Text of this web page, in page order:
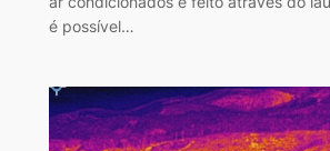
é possível…